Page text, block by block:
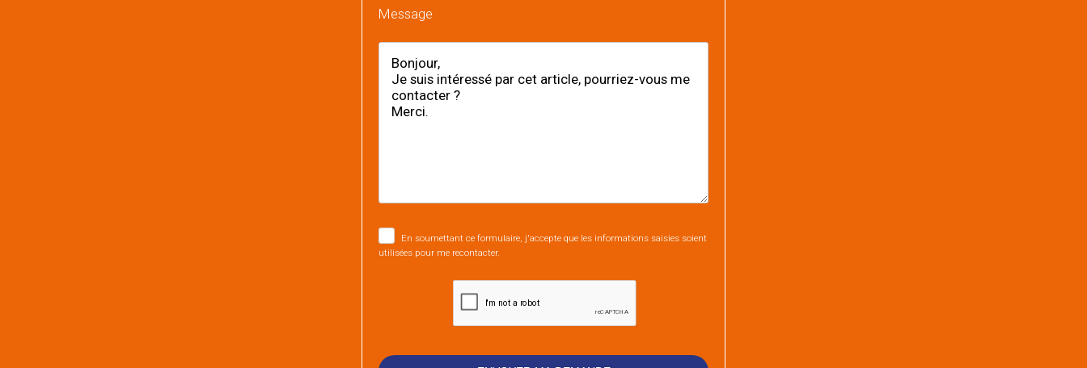
Message
En soumettant ce formulaire, j'accepte que les informations saisies soient
utilisées pour me recontacter.